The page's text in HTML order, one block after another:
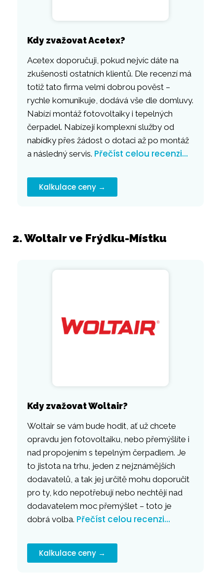
Kdy zvažovat Acetex?
Acetex doporučuji, pokud nejvíc dáte na
zkušenosti ostatních klientů. Dle recenzí má
totiž tato firma velmi dobrou pověst –
rychle komunikuje, dodává vše dle domluvy.
Nabízí montáž fotovoltaiky i tepelných
čerpadel. Nabízejí komplexní služby od
nabídky přes žádost o dotaci až po montáž
a následný servis. Přečíst celou recenzi…
Kalkulace ceny →
2. Woltair ve Frýdku-Místku
Kdy zvažovat Woltair?
Woltair se vám bude hodit, ať už chcete
opravdu jen fotovoltaiku, nebo přemýšlíte i
nad propojením s tepelným čerpadlem. Je
to jistota na trhu, jeden z nejznámějších
dodavatelů, a tak jej určitě mohu doporučit
pro ty, kdo nepotřebují nebo nechtějí nad
dodavatelem moc přemýšlet – toto je
dobrá volba. Přečíst celou recenzi…
Kalkulace ceny →